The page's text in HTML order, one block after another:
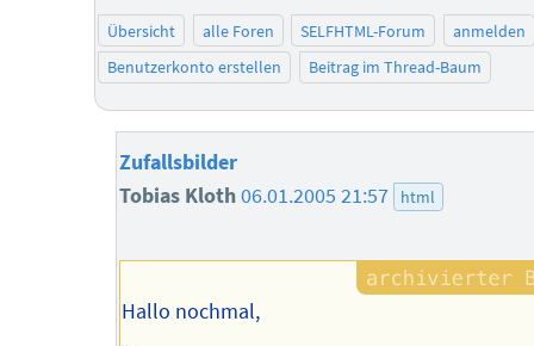
Übersicht alle Foren SELFHTML-Forum
anmelden
Benutzerkonto erstellen
Beitrag im Thread-Baum
Zufallsbilder
Tobias Kloth06.01.2005 21:57 html
Hallo nochmal,